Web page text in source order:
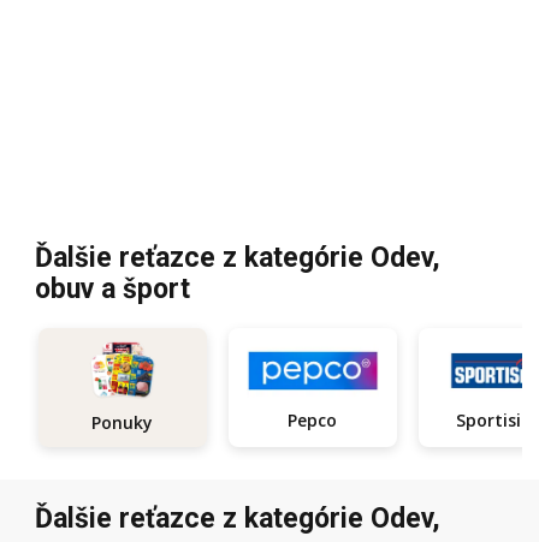
Ďalšie reťazce z kategórie Odev,
obuv a šport
Ponuky Pepco
Ďalšie reťazce z kategórie Odev,